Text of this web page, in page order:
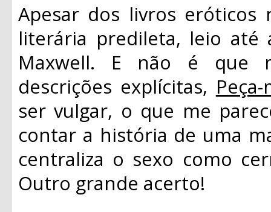
Apesar dos livros eróticos
literária predileta, leio até
Maxwell. E não é que
descrições explícitas,
ser vulgar, o que me
contar a história de uma
centraliza o sexo como
Outro grande acerto!